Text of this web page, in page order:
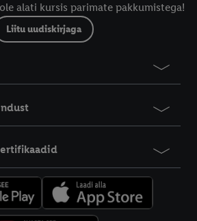
alati kursis parimate pakkumistega!
Liitu uudiskirjaga